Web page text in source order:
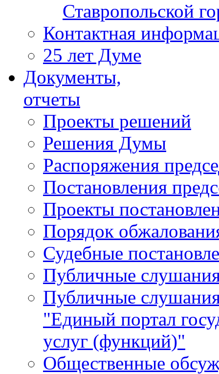
Ставропольской
Контактная
25 лет Думе
Документы,
отчеты
Проекты решений
Решения Думы
Распоряжения
Постановления
Проекты
Порядок
Судебные
Публичные
Публичные
"Единый портал
услуг (функций)"
Общественные